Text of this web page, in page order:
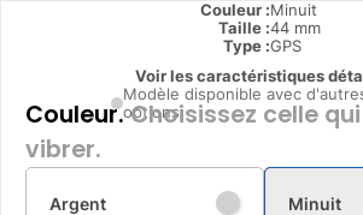
Couleur :Minuit
Taille :44 mm
Type :GPS
Voir les caractéristiques
Modèle disponible avec
options
Couleur.Choisissez celle
vibrer.
Argent Minuit